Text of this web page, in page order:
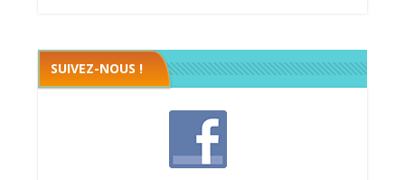
SUIVEZ-NOUS !